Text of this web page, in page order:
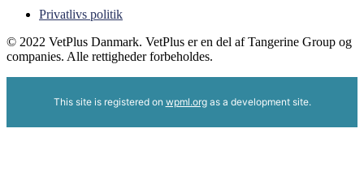
Privatlivs politik
© 2022 VetPlus Danmark. VetPlus er en del af Tangerine Group og
companies. Alle rettigheder forbeholdes.
This site is registered on wpml.orgas a development site.